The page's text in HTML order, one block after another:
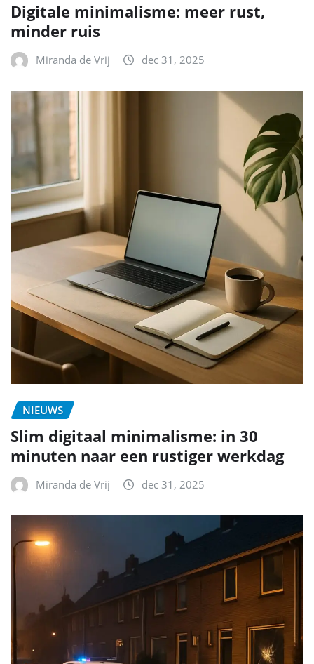
Digitale minimalisme: meer rust,
minder ruis
Miranda de Vrij dec 31, 2025
NIEUWS
Slim digitaal minimalisme: in 30
minuten naar een rustiger werkdag
Miranda de Vrij dec 31, 2025